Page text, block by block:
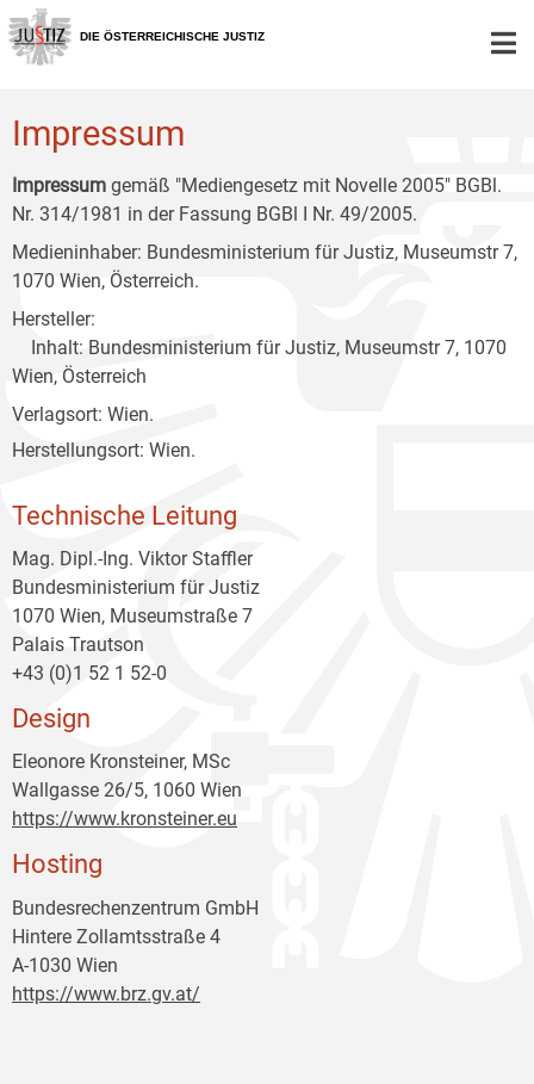
Zur
Hauptnavigation
[1]
Zum
Inhalt
[2]
Zum
Untermenü
[3]
DIE ÖSTERREICHISCHE JUSTIZ
Impressum
Impressum gemäß "Mediengesetz mit Novelle 2005" BGBl.
Nr. 314/1981 in der Fassung BGBl I Nr. 49/2005.
Medieninhaber: Bundesministerium für Justiz, Museumstr 7,
1070 Wien, Österreich.
Hersteller:
Inhalt: Bundesministerium für Justiz, Museumstr 7, 1070
Wien, Österreich
Verlagsort: Wien.
Herstellungsort: Wien.
Technische Leitung
Mag. Dipl.-Ing. Viktor Staffler
Bundesministerium für Justiz
1070 Wien, Museumstraße 7
Palais Trautson
+43 (0)1 52 1 52-0
Design
Eleonore Kronsteiner, MSc
Wallgasse 26/5, 1060 Wien
https://www.kronsteiner.eu
Hosting
Bundesrechenzentrum GmbH
Hintere Zollamtsstraße 4
A-1030 Wien
https://www.brz.gv.at/